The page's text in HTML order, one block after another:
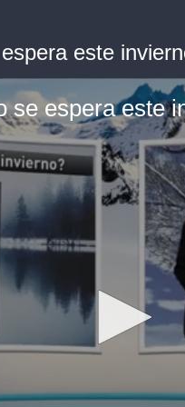
este
espera este